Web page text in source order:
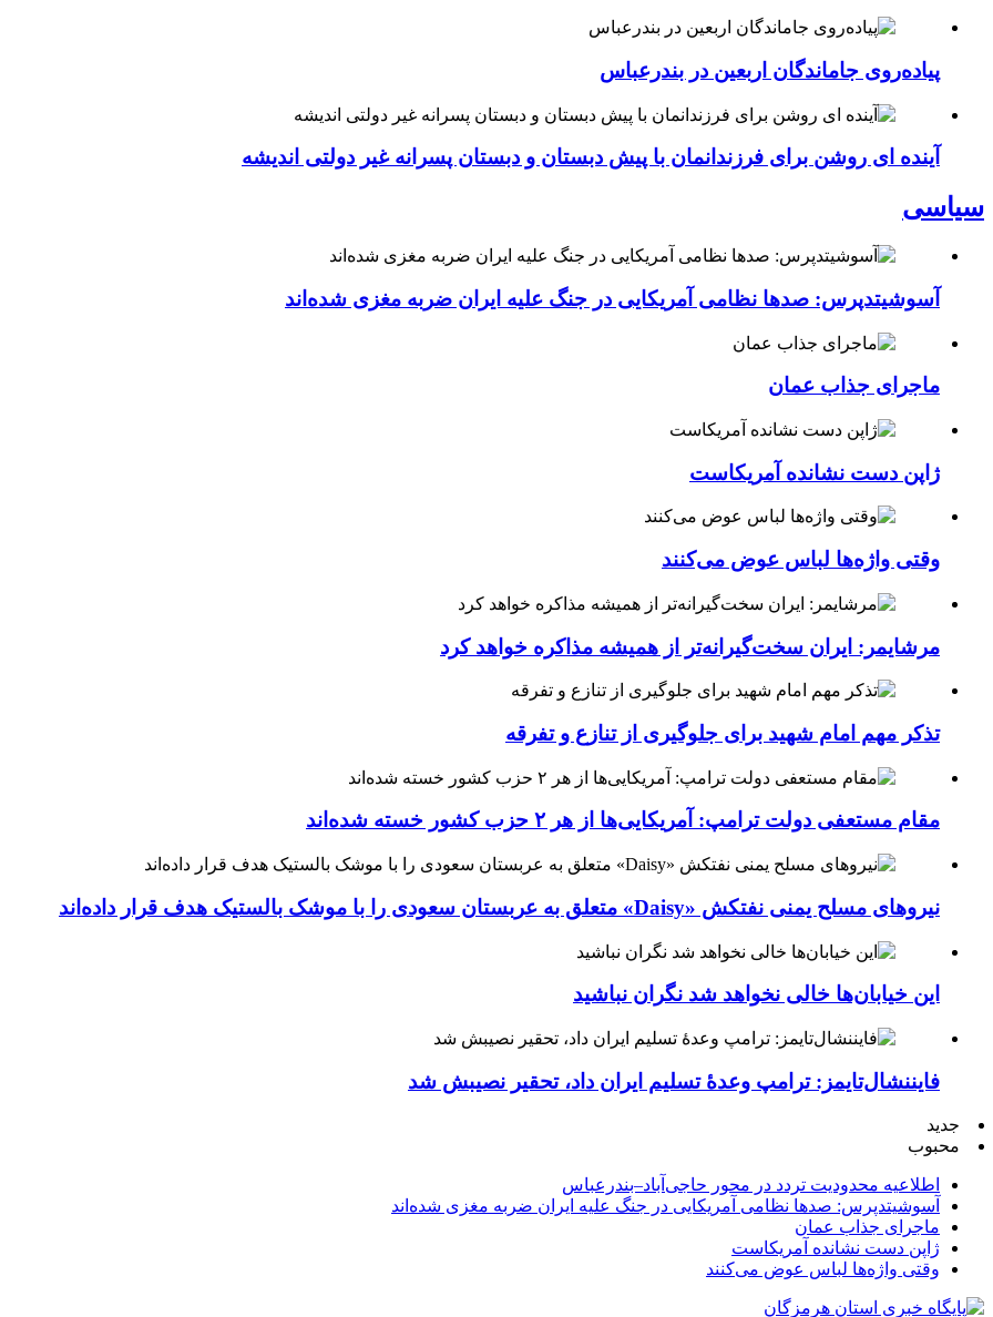
پیاده‌روی جاماندگان اربعین در بندرعباس
آینده ای روشن برای فرزندانمان با پیش دبستان و دبستان پسرانه غیر دولتی اندیشه
سیاسی
آسوشیتدپرس: صدها نظامی آمریکایی در جنگ علیه ایران ضربه مغزی شده‌اند
ماجرای جذاب عمان
ژاپن دست نشانده آمریکاست
وقتی واژه‌ها لباس عوض می‌کنند
مرشایمر: ایران سخت‌گیرانه‌تر از همیشه مذاکره خواهد کرد
تذکر مهم امام شهید برای جلوگیری از تنازع و تفرقه
مقام مستعفی دولت ترامپ: آمریکایی‌ها از هر ۲ حزب کشور خسته شده‌اند
نیروهای مسلح یمنی نفتکش «Daisy» متعلق به عربستان سعودی را با موشک بالستیک هدف قرار داده‌اند
این خیابان‌ها خالی نخواهد شد نگران نباشید
فایننشال‌تایمز: ترامپ وعدۀ تسلیم ایران داد، تحقیر نصیبش شد
جدید
محبوب
اطلاعیه محدودیت تردد در محور حاجی‌آباد–بندرعباس
آسوشیتدپرس: صدها نظامی آمریکایی در جنگ علیه ایران ضربه مغزی شده‌اند
ماجرای جذاب عمان
ژاپن دست نشانده آمریکاست
وقتی واژه‌ها لباس عوض می‌کنند